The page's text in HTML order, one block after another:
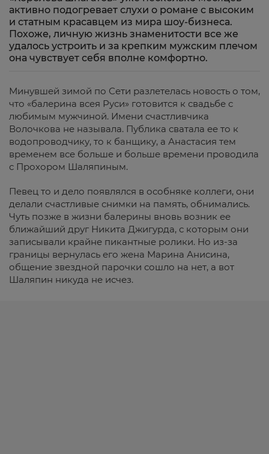
активно подогревает слухи о романе с высоким
и статным красавцем из мира шоу-бизнеса.
Похоже, личную жизнь знаменитости все же
удалось устроить и за крепким мужским плечом
она чувствует себя вполне комфортно.
Минувшей зимой по Сети разлетелась новость о том,
что «балерина всея Руси» готовится к свадьбе с
любимым мужчиной. Имени счастливчика
Волочкова не называла. Публика сватала ее то к
водопроводчику, то к банщику, а Анастасия тем
временем все больше и больше времени проводила
с Прохором Шаляпиным.
Певец то и дело появлялся в особняке коллеги, они
делали счастливые снимки на память, обнимались.
Чуть позже в жизни балерины вновь возник ее
ближайший друг Никита Джигурда, с которым они
записывали крайне пикантные ролики. Но из-за
границы вернулась его жена Марина Анисина,
общение звездной парочки сошло на нет, а вот
Шаляпин никуда не исчез.